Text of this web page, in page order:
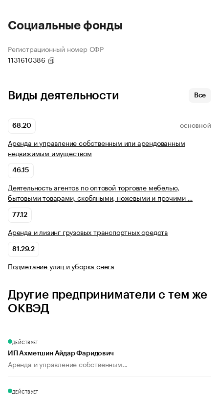
Социальные фонды
Регистрационный номер СФР
1131610386
Виды деятельности Все
68.20 ОСНОВНОЙ
Аренда и управление собственным или арендованным
недвижимым имуществом
46.15
Деятельность агентов по оптовой торговле мебелью,
бытовыми товарами, скобяными, ножевыми и прочими …
77.12
Аренда и лизинг грузовых транспортных средств
81.29.2
Подметание улиц и уборка снега
Другие предприниматели с тем же
ОКВЭД
ДЕЙСТВУЕТ
ИП Ахметшин Айдар Фаридович
Аренда и управление собственным...
ДЕЙСТВУЕТ